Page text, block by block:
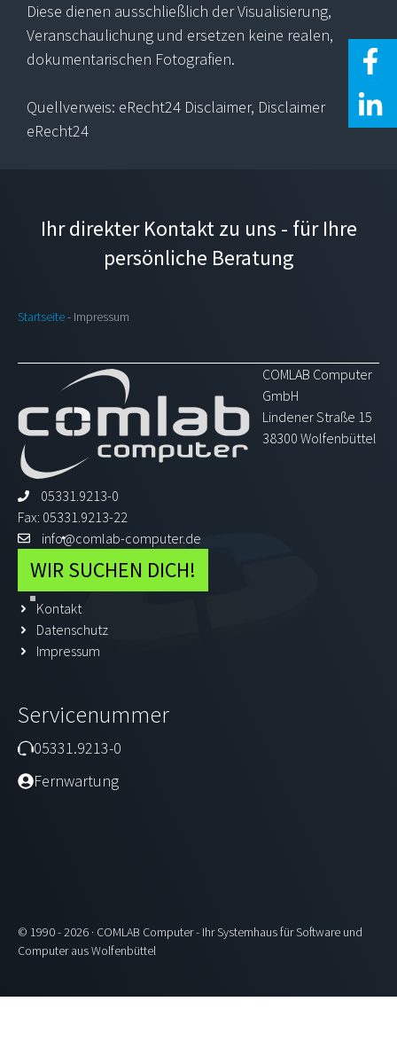
Diese dienen ausschließlich der Visualisierung,
Veranschaulichung und ersetzen keine realen,
dokumentarischen Fotografien.
Quellverweis: eRecht24 Disclaimer, Disclaimer
eRecht24
Ihr direkter Kontakt zu uns - für Ihre
persönliche Beratung
Startseite- Impressum
COMLAB Computer
GmbH
Lindener Straße 15
38300 Wolfenbüttel
05331.9213-0
Fax: 05331.9213-22
info@comlab-computer.de
WIR SUCHEN DICH!
Kontakt
Datenschutz
Impressum
Servicenummer
05331.9213-0
Fernwartung
© 1990 - 2026 · COMLAB Computer - Ihr Systemhaus für Software und
Computer aus Wolfenbüttel